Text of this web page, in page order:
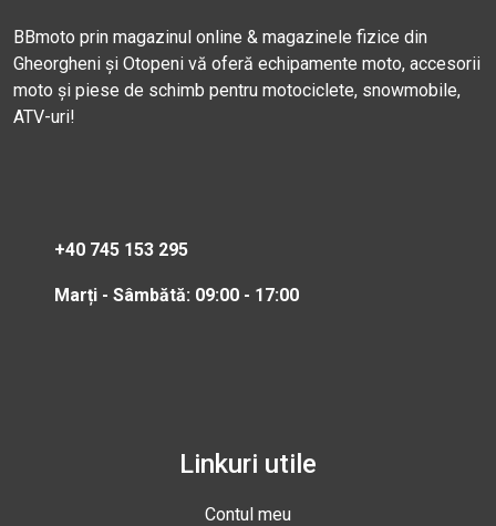
BBmoto prin magazinul online & magazinele fizice din
Gheorgheni și Otopeni vă oferă echipamente moto, accesorii
moto și piese de schimb pentru motociclete, snowmobile,
ATV-uri!
+40 745 153 295
Marți - Sâmbătă: 09:00 - 17:00
Linkuri utile
Contul meu